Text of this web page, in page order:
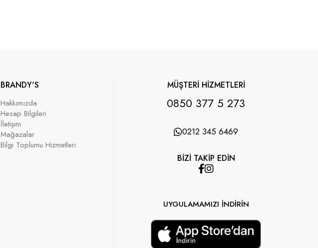
BRANDY'S
Hakkımızda
Hesap Bilgileri
İletişim
Mağazalar
Bilgi Toplumu Hizmetleri
MÜŞTERİ HİZMETLERİ
0850 377 5 273
0212 345 6469
BİZİ TAKİP EDİN
UYGULAMAMIZI İNDİRİN